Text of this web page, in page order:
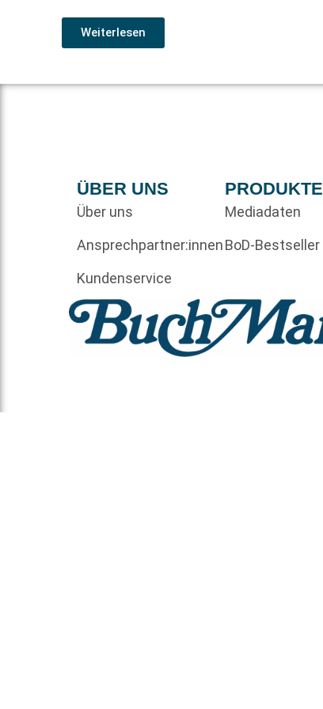
Weiterlesen
ÜBER UNS
Über uns
Ansprechpartner:innen
Kundenservice
PRODUKTE
Mediadaten
BoD-Bestseller